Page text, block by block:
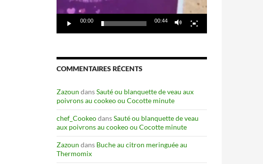
00:00 00:44
COMMENTAIRES RÉCENTS
Zazoun dansSauté ou blanquette de veau aux
poivrons au cookeo ou Cocotte minute
chef_CookeodansSauté ou blanquette de veau
aux poivrons au cookeo ou Cocotte minute
Zazoun dans Buche au citron meringuée au
Thermomix